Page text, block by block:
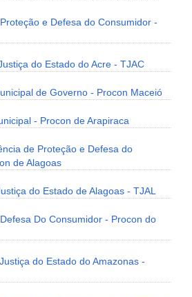
e Defesa do Consumidor -
do Estado do Acre - TJAC
de Governo - Procon Maceió
- Procon de Arapiraca
de Proteção e Defesa do
de Alagoas
do Estado de Alagoas - TJAL
Do Consumidor - Procon do
do Estado do Amazonas -